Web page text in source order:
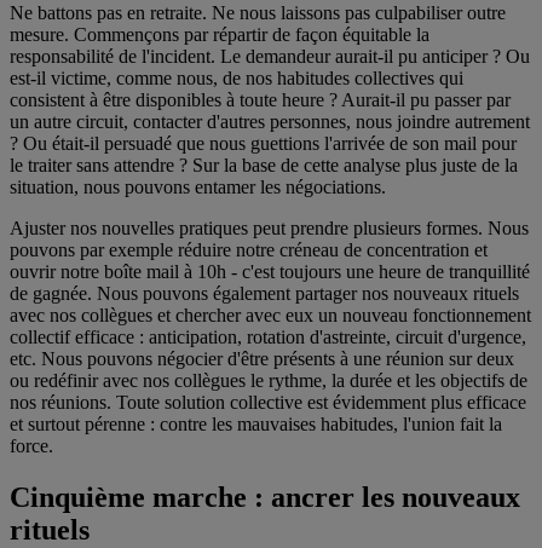
Ne battons pas en retraite. Ne nous laissons pas culpabiliser outre
mesure. Commençons par répartir de façon équitable la
responsabilité de l'incident. Le demandeur aurait-il pu anticiper ? Ou
est-il victime, comme nous, de nos habitudes collectives qui
consistent à être disponibles à toute heure ? Aurait-il pu passer par
un autre circuit, contacter d'autres personnes, nous joindre autrement
? Ou était-il persuadé que nous guettions l'arrivée de son mail pour
le traiter sans attendre ? Sur la base de cette analyse plus juste de la
situation, nous pouvons entamer les négociations.
Ajuster nos nouvelles pratiques peut prendre plusieurs formes. Nous
pouvons par exemple réduire notre créneau de concentration et
ouvrir notre boîte mail à 10h - c'est toujours une heure de tranquillité
de gagnée. Nous pouvons également partager nos nouveaux rituels
avec nos collègues et chercher avec eux un nouveau fonctionnement
collectif efficace : anticipation, rotation d'astreinte, circuit d'urgence,
etc. Nous pouvons négocier d'être présents à une réunion sur deux
ou redéfinir avec nos collègues le rythme, la durée et les objectifs de
nos réunions. Toute solution collective est évidemment plus efficace
et surtout pérenne : contre les mauvaises habitudes, l'union fait la
force.
Cinquième marche : ancrer les nouveaux
rituels